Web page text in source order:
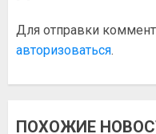
Для отправки
авторизоваться.
ПОХОЖИЕ